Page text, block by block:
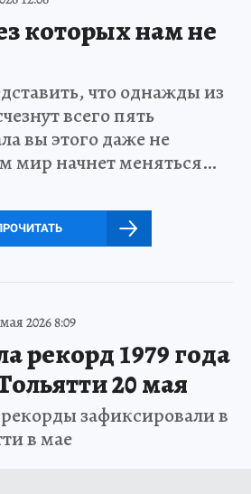
которых нам не
что однажды из
всего пять
вы этого даже не
мир начнет меняться…
2026 8:09
рекорд 1979 года
20 мая
зафиксировали в
в мае